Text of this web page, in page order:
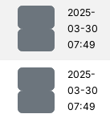
2025-
03-30
07:49
2025-
03-30
07:49